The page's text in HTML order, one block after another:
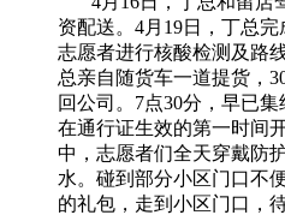
资配送。 4月 19日，丁总完
志愿者进行核酸检测及路线
总亲自随货车一道提货，
回公司。 7点30分，早已集
在通行证生效的第一时间
中，志愿者们全天穿戴防
水。碰到部分小区门口不
的礼包，走到小区门口，